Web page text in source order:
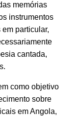
memórias
instrumentos
particular,
cantada,
como objetivo
sobre
em Angola,